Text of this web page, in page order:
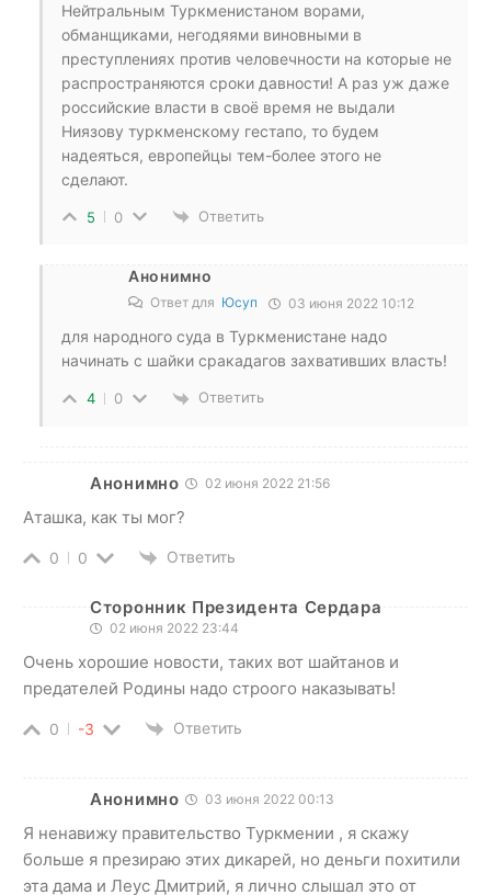
Нейтральным Туркменистаном ворами,
обманщиками, негодяями виновными в
преступлениях против человечности на которые не
распространяются сроки давности! А раз уж даже
российские власти в своё время не выдали
Ниязову туркменскому гестапо, то будем
надеяться, европейцы тем-более этого не
сделают.
5 0 Ответить
Анонимно
Ответ для Юсуп 03 июня 2022 10:12
для народного суда в Туркменистане надо
начинать с шайки сракадагов захвативших власть!
4 0 Ответить
Анонимно 02 июня 2022 21:56
Аташка, как ты мог?
0 0 Ответить
Сторонник Президента Сердара
02 июня 2022 23:44
Очень хорошие новости, таких вот шайтанов и
предателей Родины надо строого наказывать!
0 -3 Ответить
Анонимно 03 июня 2022 00:13
Я ненавижу правительство Туркмении , я скажу
больше я презираю этих дикарей, но деньги похитили
эта дама и Леус Дмитрий, я лично слышал это от